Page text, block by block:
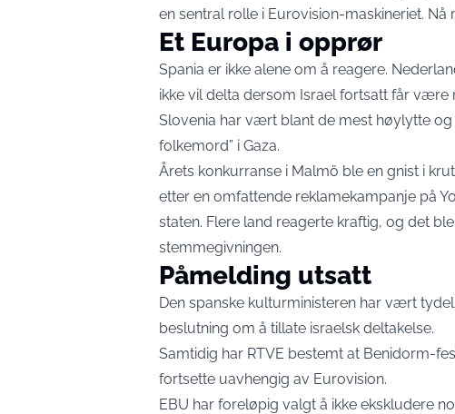
en sentral rolle i Eurovision-maskineriet. Nå
Et Europa i opprør
Spania er ikke alene om å reagere.
ikke vil delta dersom Israel fortsatt får være
Slovenia har vært blant de mest høylytte og
folkemord” i Gaza.
Årets konkurranse i Malmö ble en gnist i
etter en omfattende reklamekampanje på
staten. Flere land reagerte kraftig, og det
stemmegivningen.
Påmelding utsatt
Den spanske kulturministeren har vært
beslutning om å tillate israelsk deltakelse.
Samtidig har RTVE bestemt at Benidorm-
fortsette uavhengig av Eurovision.
EBU har foreløpig valgt å ikke ekskludere